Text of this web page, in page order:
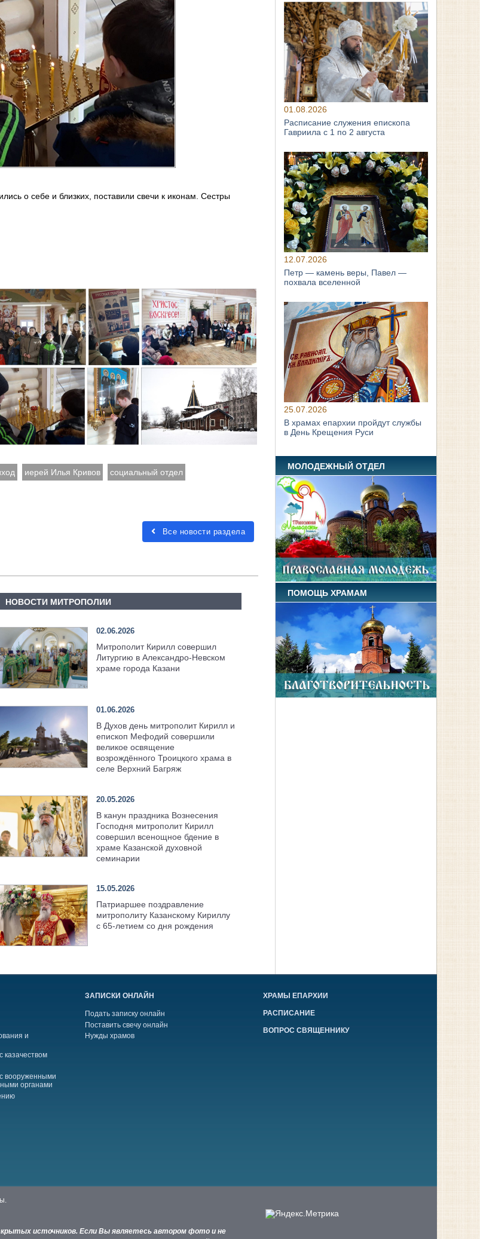
о себе и близких, поставили свечи к иконам. Сестры
иерей Илья Кривов социальный отдел
Все новости раздела
НОВОСТИ МИТРОПОЛИИ
02.06.2026
Митрополит Кирилл совершил
Литургию в Александро-Невском
храме города Казани
01.06.2026
В Духов день митрополит Кирилл и
епископ Мефодий совершили
великое освящение
возрождённого Троицкого храма в
селе Верхний Багряж
20.05.2026
В канун праздника Вознесения
Господня митрополит Кирилл
совершил всенощное бдение в
храме Казанской духовной
семинарии
15.05.2026
Патриаршее поздравление
митрополиту Казанскому Кириллу
с 65-летием со дня рождения
01.08.2026
Расписание служения епископа
Гавриила с 1 по 2 августа
12.07.2026
Петр — камень веры, Павел —
похвала вселенной
25.07.2026
В храмах епархии пройдут службы
в День Крещения Руси
МОЛОДЕЖНЫЙ ОТДЕЛ
ПОМОЩЬ ХРАМАМ
и
казачеством
вооруженными
органами
ЗАПИСКИ ОНЛАЙН
Подать записку онлайн
Поставить свечу онлайн
Нужды храмов
ХРАМЫ ЕПАРХИИ
РАСПИСАНИЕ
ВОПРОС СВЯЩЕННИКУ
источников. Если Вы являетесь автором фото и не